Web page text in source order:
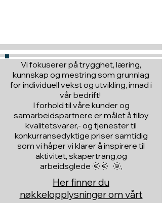
Vi fokuserer på trygghet, læring,
kunnskap og mestring som grunnlag
for individuell vekst og utvikling, innad i
vår bedrift!
I forhold til våre kunder og
samarbeidspartnere er målet å tilby
kvalitetsvarer,- og tjenester til
konkurransedyktige priser samtidig
som vi håper vi klarer å inspirere til
aktivitet, skapertrang,og
arbeidsglede 🌞🌞 🌞,
Her finner du
nøkkelopplysninger om vårt